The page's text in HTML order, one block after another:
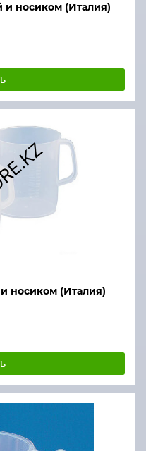
и носиком (Италия)
носиком (Италия)